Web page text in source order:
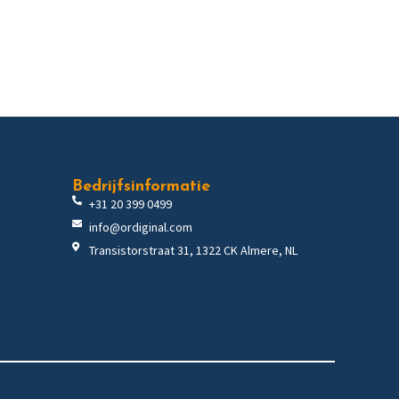
Bedrijfsinformatie
+31 20 399 0499
info@ordiginal.com
Transistorstraat 31, 1322 CK Almere, NL